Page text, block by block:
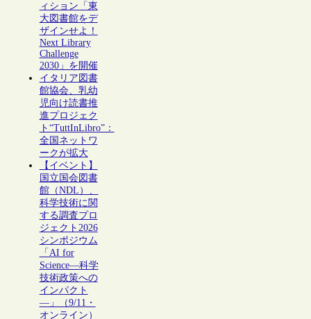
ィション「東
大図書館をデ
ザインせよ！
Next Library
Challenge
2030」を開催
イタリア図書
館協会、乳幼
児向け読書推
進プロジェク
ト“TuttInLibro”：
全国ネットワ
ークが拡大
【イベント】
国立国会図書
館（NDL）、
科学技術に関
する調査プロ
ジェクト2026
シンポジウム
「AI for
Science―科学
技術政策への
インパクト
―」（9/11・
オンライン）